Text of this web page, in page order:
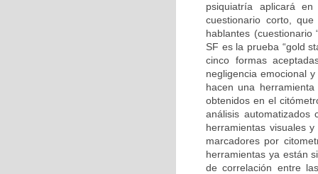
psiquiatría aplicará
cuestionario corto,
hablantes (cuestionario
SF es la prueba “gold
cinco formas
negligencia emocional
hacen una
obtenidos en el
análisis automatizados
herramientas visuales
marcadores por
herramientas ya están
de correlación entre